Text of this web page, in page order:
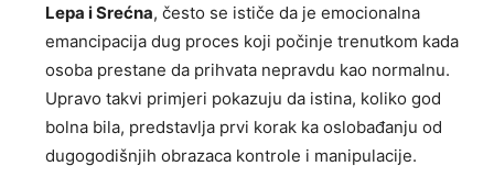
Lepa i Srećna, često se ističe da je emocionalna
emancipacija dug proces koji počinje trenutkom kada
osoba prestane da prihvata nepravdu kao normalnu.
Upravo takvi primjeri pokazuju da istina, koliko god
bolna bila, predstavlja prvi korak ka oslobađanju od
dugogodišnjih obrazaca kontrole i manipulacije.